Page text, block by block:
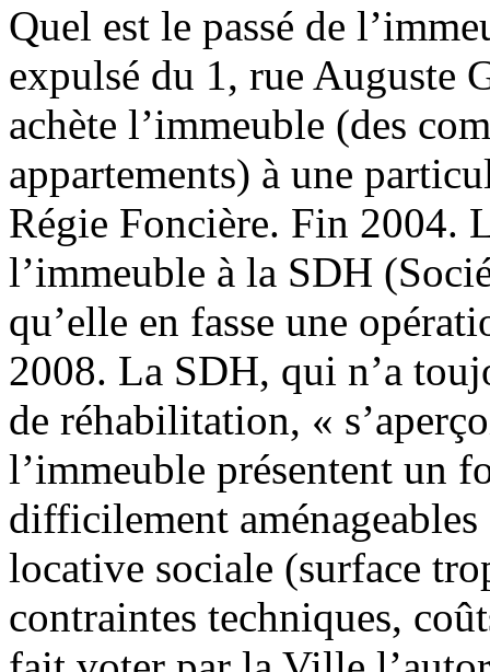
Quel est le passé de
expulsé du 1, rue Auguste
achète l’immeuble (des
appartements) à une
Régie Foncière. Fin 2004.
l’immeuble à la SDH
qu’elle en fasse une
2008. La SDH, qui n’a
de réhabilitation, «
l’immeuble présentent un
difficilement
locative sociale (surface
contraintes techniques,